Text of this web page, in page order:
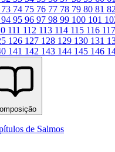
73 74 75 76 77 78 79 80 81 82
94 95 96 97 98 99 100 101
111 112 113 114 115 116 117
126 127 128 129 130 131
141 142 143 144 145 146
de Salmos